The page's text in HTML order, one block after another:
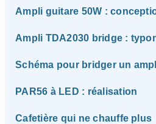
Ampli guitare 50W :
Ampli TDA2030 bridge :
Schéma pour bridger un
PAR56 à LED : réalisation
Cafetière qui ne chauffe plus